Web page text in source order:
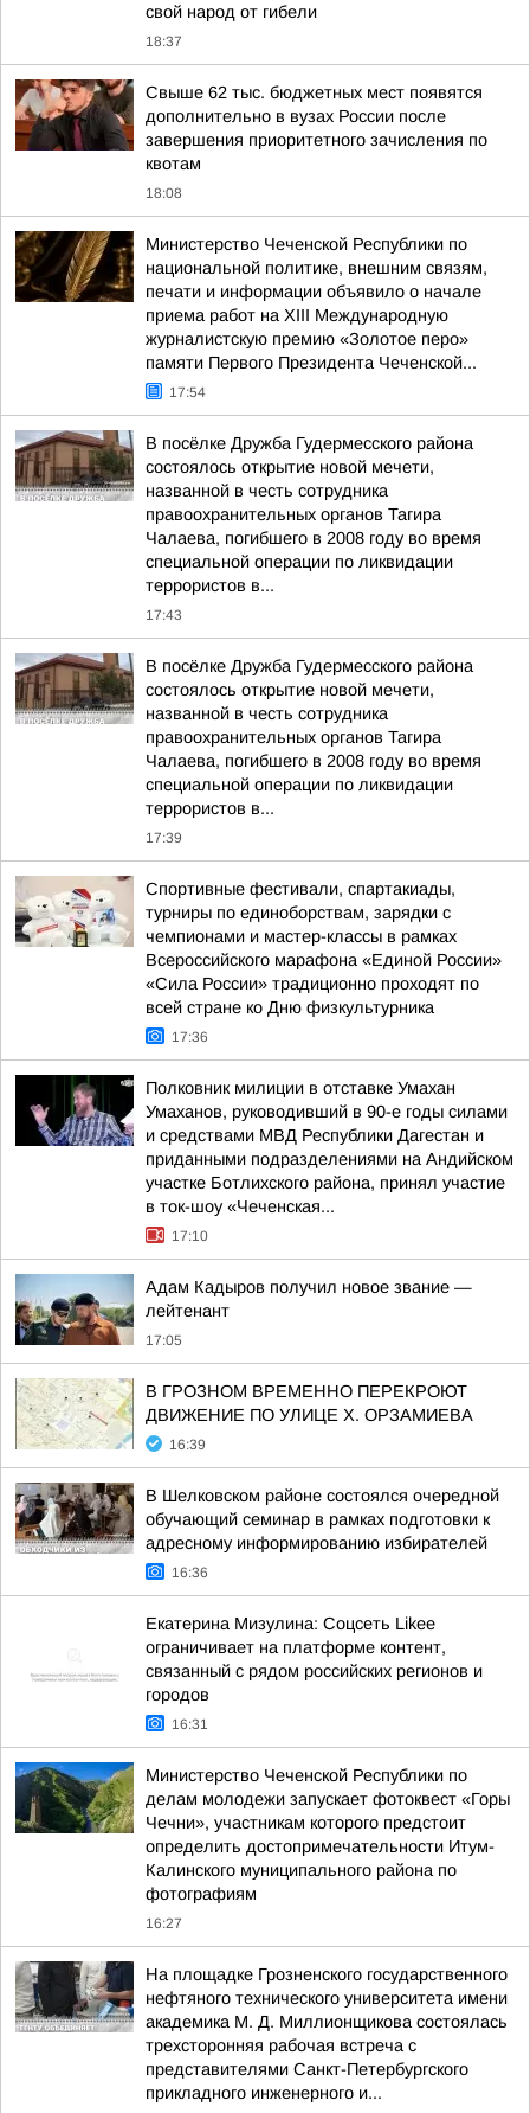
свой народ от гибели
18:37
Свыше 62 тыс. бюджетных мест появятся
дополнительно в вузах России после
завершения приоритетного зачисления по
квотам
18:08
Министерство Чеченской Республики по
национальной политике, внешним связям,
печати и информации объявило о начале
приема работ на XIII Международную
журналистскую премию «Золотое перо»
памяти Первого Президента Чеченской...
17:54
В посёлке Дружба Гудермесского района
состоялось открытие новой мечети,
названной в честь сотрудника
правоохранительных органов Тагира
Чалаева, погибшего в 2008 году во время
специальной операции по ликвидации
террористов в...
17:43
В посёлке Дружба Гудермесского района
состоялось открытие новой мечети,
названной в честь сотрудника
правоохранительных органов Тагира
Чалаева, погибшего в 2008 году во время
специальной операции по ликвидации
террористов в...
17:39
Спортивные фестивали, спартакиады,
турниры по единоборствам, зарядки с
чемпионами и мастер-классы в рамках
Всероссийского марафона «Единой России»
«Сила России» традиционно проходят по
всей стране ко Дню физкультурника
17:36
Полковник милиции в отставке Умахан
Умаханов, руководивший в 90-е годы силами
и средствами МВД Республики Дагестан и
приданными подразделениями на Андийском
участке Ботлихского района, принял участие
в ток-шоу «Чеченская...
17:10
Адам Кадыров получил новое звание —
лейтенант
17:05
В ГРОЗНОМ ВРЕМЕННО ПЕРЕКРОЮТ
ДВИЖЕНИЕ ПО УЛИЦЕ Х. ОРЗАМИЕВА
16:39
В Шелковском районе состоялся очередной
обучающий семинар в рамках подготовки к
адресному информированию избирателей
16:36
Екатерина Мизулина: Соцсеть Likee
ограничивает на платформе контент,
связанный с рядом российских регионов и
городов
16:31
Министерство Чеченской Республики по
делам молодежи запускает фотоквест «Горы
Чечни», участникам которого предстоит
определить достопримечательности Итум-
Калинского муниципального района по
фотографиям
16:27
На площадке Грозненского государственного
нефтяного технического университета имени
академика М. Д. Миллионщикова состоялась
трехсторонняя рабочая встреча с
представителями Санкт-Петербургского
прикладного инженерного и...